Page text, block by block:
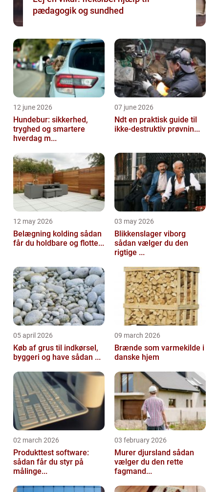
pædagogik og sundhed
12 june 2026
Hundebur: sikkerhed,
tryghed og smartere
hverdag m...
07 june 2026
Ndt en praktisk guide til
ikke-destruktiv prøvnin...
12 may 2026
Belægning kolding sådan
får du holdbare og flotte...
03 may 2026
Blikkenslager viborg
sådan vælger du den
rigtige ...
05 april 2026
Køb af grus til indkørsel,
byggeri og have sådan ...
09 march 2026
Brænde som varmekilde i
danske hjem
02 march 2026
Produkttest software:
sådan får du styr på
målinge...
03 february 2026
Murer djursland sådan
vælger du den rette
fagmand...